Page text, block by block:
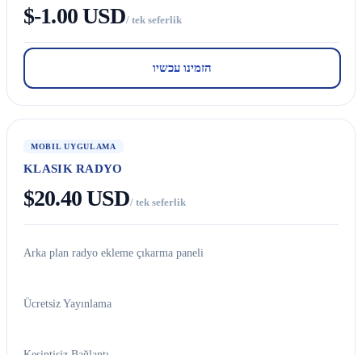
$-1.00 USD/ tek seferlik
הזמינו עכשיו
MOBIL UYGULAMA
KLASIK RADYO
$20.40 USD/ tek seferlik
Arka plan radyo ekleme çıkarma paneli
Ücretsiz Yayınlama